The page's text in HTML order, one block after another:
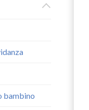
bambino